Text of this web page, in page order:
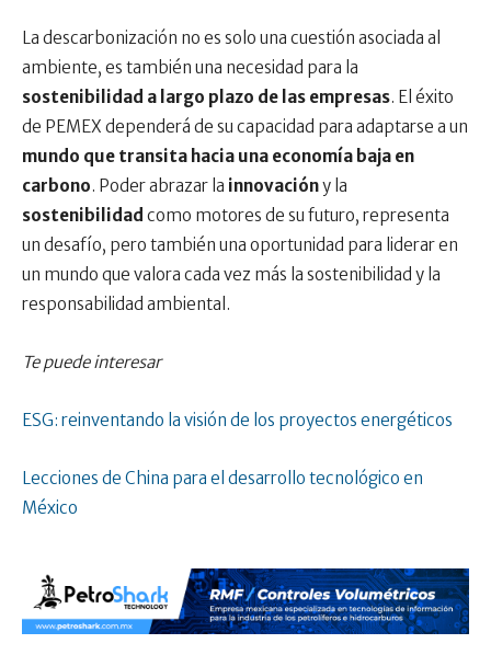
La descarbonización no es solo una cuestión asociada al
ambiente, es también una necesidad para la
sostenibilidad a largo plazo de las empresas. El éxito
de PEMEX dependerá de su capacidad para adaptarse a un
mundo que transita hacia una economía baja en
carbono. Poder abrazar la innovacióny la
sostenibilidad como motores de su futuro, representa
un desafío, pero también una oportunidad para liderar en
un mundo que valora cada vez más la sostenibilidad y la
responsabilidad ambiental.
Te puede interesar
ESG: reinventando la visión de los proyectos energéticos
Lecciones de China para el desarrollo tecnológico en
México